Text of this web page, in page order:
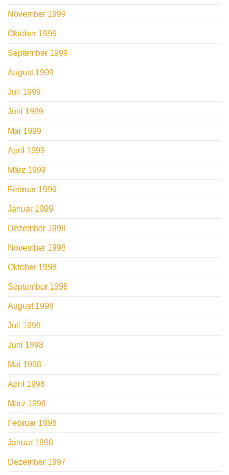
November 1999
Oktober 1999
September 1999
August 1999
Juli 1999
Juni 1999
Mai 1999
April 1999
März 1999
Februar 1999
Januar 1999
Dezember 1998
November 1998
Oktober 1998
September 1998
August 1998
Juli 1998
Juni 1998
Mai 1998
April 1998
März 1998
Februar 1998
Januar 1998
Dezember 1997